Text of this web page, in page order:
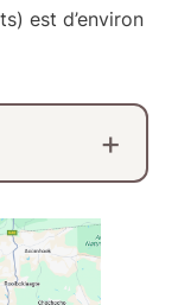
est d’environ